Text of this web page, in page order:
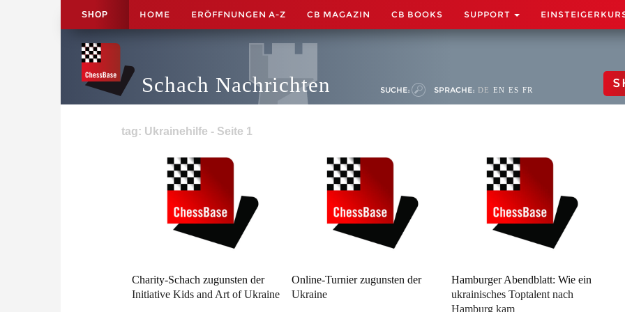
SHOP HOME ERÖFFNUNGEN A-Z CB MAGAZIN CB BOOKS SUPPORT
Schach Nachrichten SUCHE: SPRACHE: DE EN ES FR
tag: Ukrainehilfe - Seite 1
Charity-Schach zugunsten der
Initiative Kids and Art of Ukraine
Online-Turnier zugunsten der
Ukraine
Hamburger Abendblatt: Wie ein
ukrainisches Toptalent nach
Hamburg kam